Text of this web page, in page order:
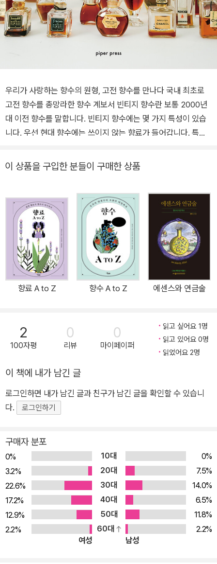
우리가 사랑하는 향수의 원형, 고전 향수를 만나다 국내 최초로
고전 향수를 총망라한 향수 계보서 빈티지 향수란 보통 2000년
대 이전 향수를 말합니다. 빈티지 향수에는 몇 가지 특성이 있습
니다. 우선 현대 향수에는 쓰이지 않는 향료가 들어갑니다. 특히
너무 비싸 상업적으로 사용하기 어려운 경우가 많아요. 오래될수
920년대에서 1930년대에는 샤넬 No.5의 영향으로 알데하이딕
플로럴 향수가 다수 출시됐습니다. 1970년대에는 그린 계열 향
의 붐이 일었죠. 하나의 향수에는 다양한 향조가 들어가요. 향조
들을 어떤 방식으로 조합하고 표현하느냐에 따라 향수의 느낌이
달라집니다. 향조의 표현 방식에 영향을 미치는 중요한 요소가 시
대상입니다. 이 세상에 존재하는 모든 것들이 그렇듯, 한 시대에
유행하는 향은 당시의 사회적 맥락, 문화, 기술 등의 영향을 받습
는 아이콘이었습니다. 시대별 향수를 살펴보며 문화적 흐름, 현재
까지 영향을 미치고 있는 다채로운 향의 표현 방식을 읽어냅니다.
샤넬 No.5, 디올 디오리시모처럼 현재까지 사랑받는 향수부터
지금은 만나기 어려운 향수들까지 상징적인 향수들의 등장으로
향의 표현법이 어떻게 바뀌었는지 들여다봅니다. 겔랑 샬리마, 우
비강 푸제르 로열, 샤넬 No.5…. 전설적인 향수들의 아름다운 향
은 전쟁과 공황의 고통, 기술과 여성 인권의 발전과 함께 만들어
되는 생필품도 아니고, 저렴해서 쉽게 살 수 있는 '소확행'의 대상
도 아니다. 역사적으로 드물게 여성 소비자를 핵심 타깃으로 만들
어진 상품이기도 하다. 1880년대부터 2020년대까지 140년간
의 주요 향수들과 그 역사적 배경을 망라한 이 책은 향수의 이 같
은 특성에서 전쟁 속에서도 아름다움을 추구하는 인간의 본성, 여
성 인권의 신장과 소비 문화의 변화를 짚어낸다. 전설적인 조향사
에드몽 루드니츠카가 프랑스 파리의 쓰레기장 옆 건물에서 폭격
와중에 만든 향수 로샤스의 팜므(1944)의 탄생 비화부터 합의
이 상품을 구입한 분들이 구매한 상품
향료 A to Z 향수 A to Z 에센스와 연금술
2
100자평
0
리뷰
0
마이페이퍼
읽고 싶어요 1명
읽고 있어요 0명
읽었어요 2명
이 책에 내가 남긴 글
로그인하면 내가 남긴 글과 친구가 남긴 글을 확인할 수 있습니
다.
로그인하기
구매자 분포
0% 10대
0%
3.2%
20대
7.5%
22.6%
30대
14.0%
17.2%
40대
6.5%
12.9%
50대
11.8%
2.2%
60대
2.2%
여성
남성